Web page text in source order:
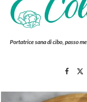
Portatrice sana di cibo, passo